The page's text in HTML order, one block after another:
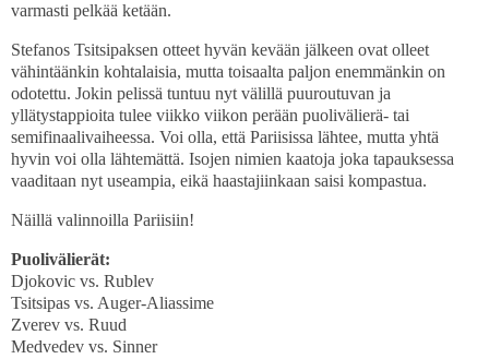
varmasti pelkää ketään.
Stefanos Tsitsipaksen otteet hyvän kevään jälkeen ovat olleet
vähintäänkin kohtalaisia, mutta toisaalta paljon enemmänkin on
odotettu. Jokin pelissä tuntuu nyt välillä puuroutuvan ja
yllätystappioita tulee viikko viikon perään puolivälierä- tai
semifinaalivaiheessa. Voi olla, että Pariisissa lähtee, mutta yhtä
hyvin voi olla lähtemättä. Isojen nimien kaatoja joka tapauksessa
vaaditaan nyt useampia, eikä haastajiinkaan saisi kompastua.
Näillä valinnoilla Pariisiin!
Puolivälierät:
Djokovic vs. Rublev
Tsitsipas vs. Auger-Aliassime
Zverev vs. Ruud
Medvedev vs. Sinner